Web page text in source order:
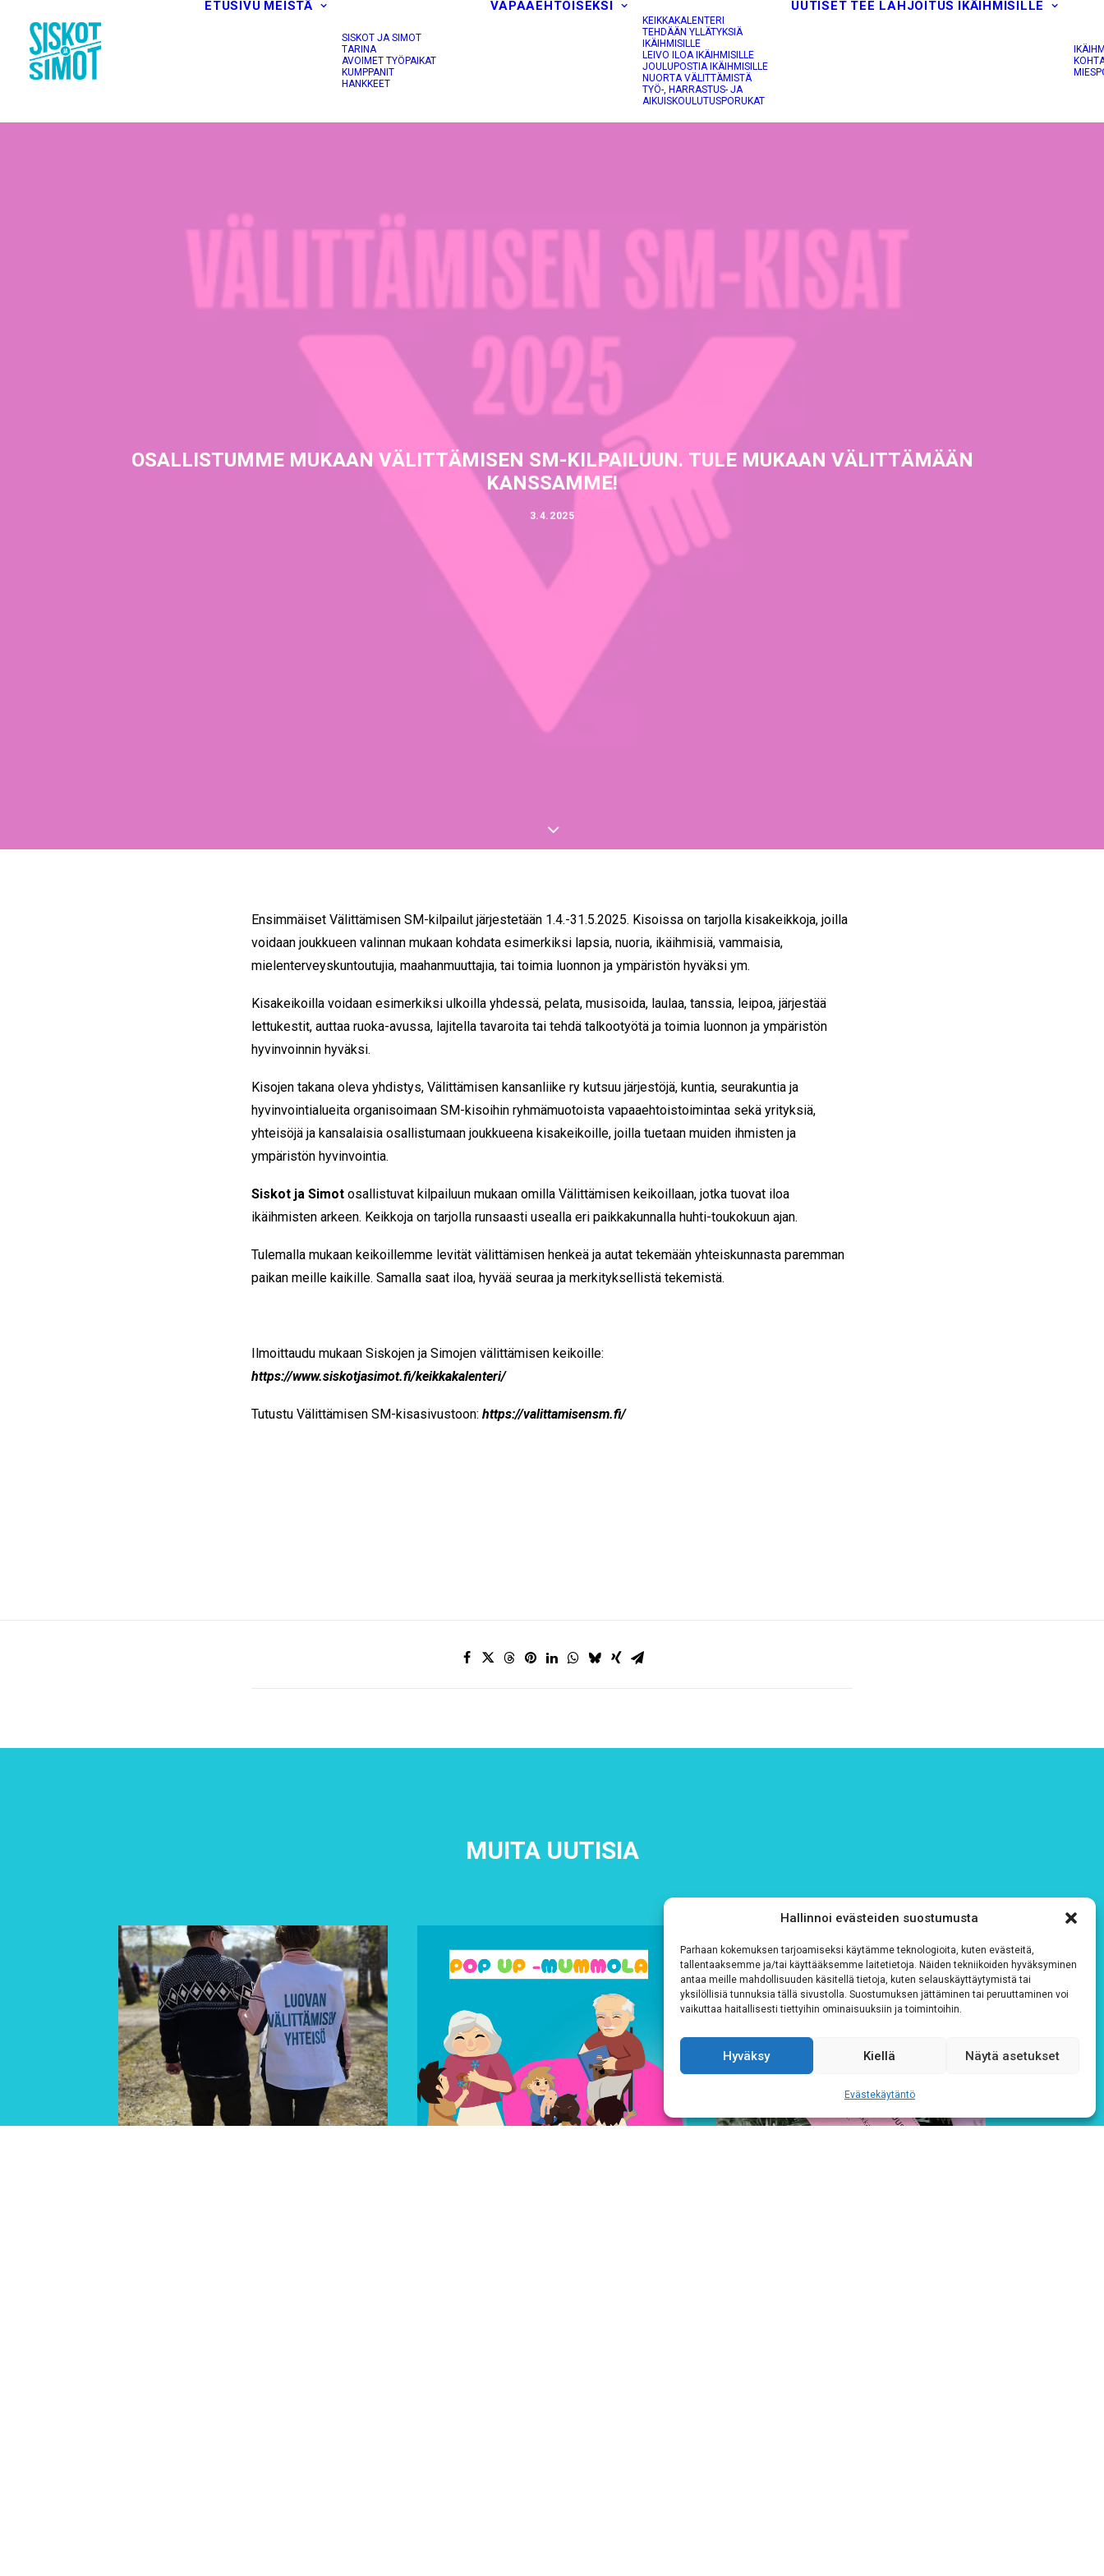
Hallinnoi evästeiden suostumusta
Parhaan kokemuksen tarjoamiseksi käytämme teknologioita, kuten evästeitä,
tallentaaksemme ja/tai käyttääksemme laitetietoja. Näiden tekniikoiden hyväksyminen
antaa meille mahdollisuuden käsitellä tietoja, kuten selauskäyttäytymistä tai
yksilöllisiä tunnuksia tällä sivustolla. Suostumuksen jättäminen tai peruuttaminen voi
vaikuttaa haitallisesti tiettyihin ominaisuuksiin ja toimintoihin.
Hyväksy Kiellä Näytä asetukset
Evästekäytäntö
ETUSIVU MEISTÄ
SISKOT JA SIMOT
TARINA
AVOIMET TYÖPAIKAT
KUMPPANIT
HANKKEET
VAPAAEHTOISEKSI
KEIKKAKALENTERI
TEHDÄÄN YLLÄTYKSIÄ
IKÄIHMISILLE
LEIVO ILOA IKÄIHMISILLE
JOULUPOSTIA IKÄIHMISILLE
NUORTA VÄLITTÄMISTÄ
TYÖ-, HARRASTUS- JA
AIKUISKOULUTUSPORUKAT
UUTISET TEE LAHJOITUS IKÄIHMISILLE
OSALLISTUMME MUKAAN VÄLITTÄMISEN SM-KILPAILUUN. TULE MUKAAN VÄLITTÄMÄÄN
KANSSAMME!
3.4.2025
Ensimmäiset Välittämisen SM-kilpailut järjestetään 1.4.-31.5.2025. Kisoissa on tarjolla kisakeikkoja, joilla
voidaan joukkueen valinnan mukaan kohdata esimerkiksi lapsia, nuoria, ikäihmisiä, vammaisia,
mielenterveyskuntoutujia, maahanmuuttajia, tai toimia luonnon ja ympäristön hyväksi ym.
Kisakeikoilla voidaan esimerkiksi ulkoilla yhdessä, pelata, musisoida, laulaa, tanssia, leipoa, järjestää
lettukestit, auttaa ruoka-avussa, lajitella tavaroita tai tehdä talkootyötä ja toimia luonnon ja ympäristön
hyvinvoinnin hyväksi.
Kisojen takana oleva yhdistys, Välittämisen kansanliike ry kutsuu järjestöjä, kuntia, seurakuntia ja
hyvinvointialueita organisoimaan SM-kisoihin ryhmämuotoista vapaaehtoistoimintaa sekä yrityksiä,
yhteisöjä ja kansalaisia osallistumaan joukkueena kisakeikoille, joilla tuetaan muiden ihmisten ja
ympäristön hyvinvointia.
Siskot ja Simot osallistuvat kilpailuun mukaan omilla Välittämisen keikoillaan, jotka tuovat iloa
ikäihmisten arkeen. Keikkoja on tarjolla runsaasti usealla eri paikkakunnalla huhti-toukokuun ajan.
Tulemalla mukaan keikoillemme levität välittämisen henkeä ja autat tekemään yhteiskunnasta paremman
paikan meille kaikille. Samalla saat iloa, hyvää seuraa ja merkityksellistä tekemistä.
Ilmoittaudu mukaan Siskojen ja Simojen välittämisen keikoille:
https://www.siskotjasimot.fi/keikkakalenteri/
Tutustu Välittämisen SM-kisasivustoon: https://valittamisensm.fi/
MUITA UUTISIA